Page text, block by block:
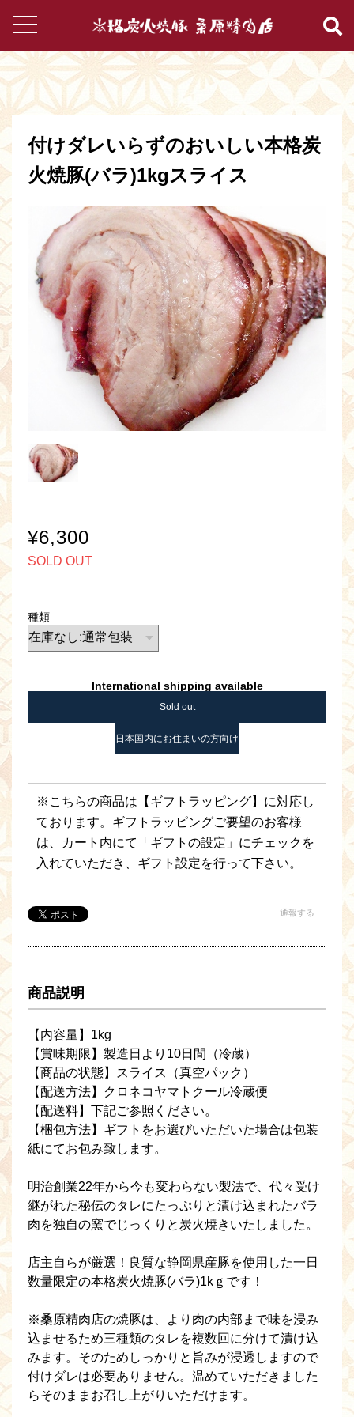
付けダレいらずのおいしい本格炭
火焼豚(バラ)1kgスライス
¥6,300
SOLD OUT
種類
International shipping available
Sold out
日本国内にお住まいの方向け
※こちらの商品は【ギフトラッピング】に対応し
ております。ギフトラッピングご要望のお客様
は、カート内にて「ギフトの設定」にチェックを
入れていただき、ギフト設定を行って下さい。
通報する
商品説明
【内容量】1kg
【賞味期限】製造日より10日間（冷蔵）
【商品の状態】スライス（真空パック）
【配送方法】クロネコヤマトクール冷蔵便
【配送料】下記ご参照ください。
【梱包方法】ギフトをお選びいただいた場合は包装
紙にてお包み致します。
明治創業22年から今も変わらない製法で、代々受け
継がれた秘伝のタレにたっぷりと漬け込まれたバラ
肉を独自の窯でじっくりと炭火焼きいたしました。
店主自らが厳選！良質な静岡県産豚を使用した一日
数量限定の本格炭火焼豚(バラ)1kｇです！
※桑原精肉店の焼豚は、より肉の内部まで味を浸み
込ませるため三種類のタレを複数回に分けて漬け込
みます。そのためしっかりと旨みが浸透しますので
付けダレは必要ありません。温めていただきました
らそのままお召し上がりいただけます。